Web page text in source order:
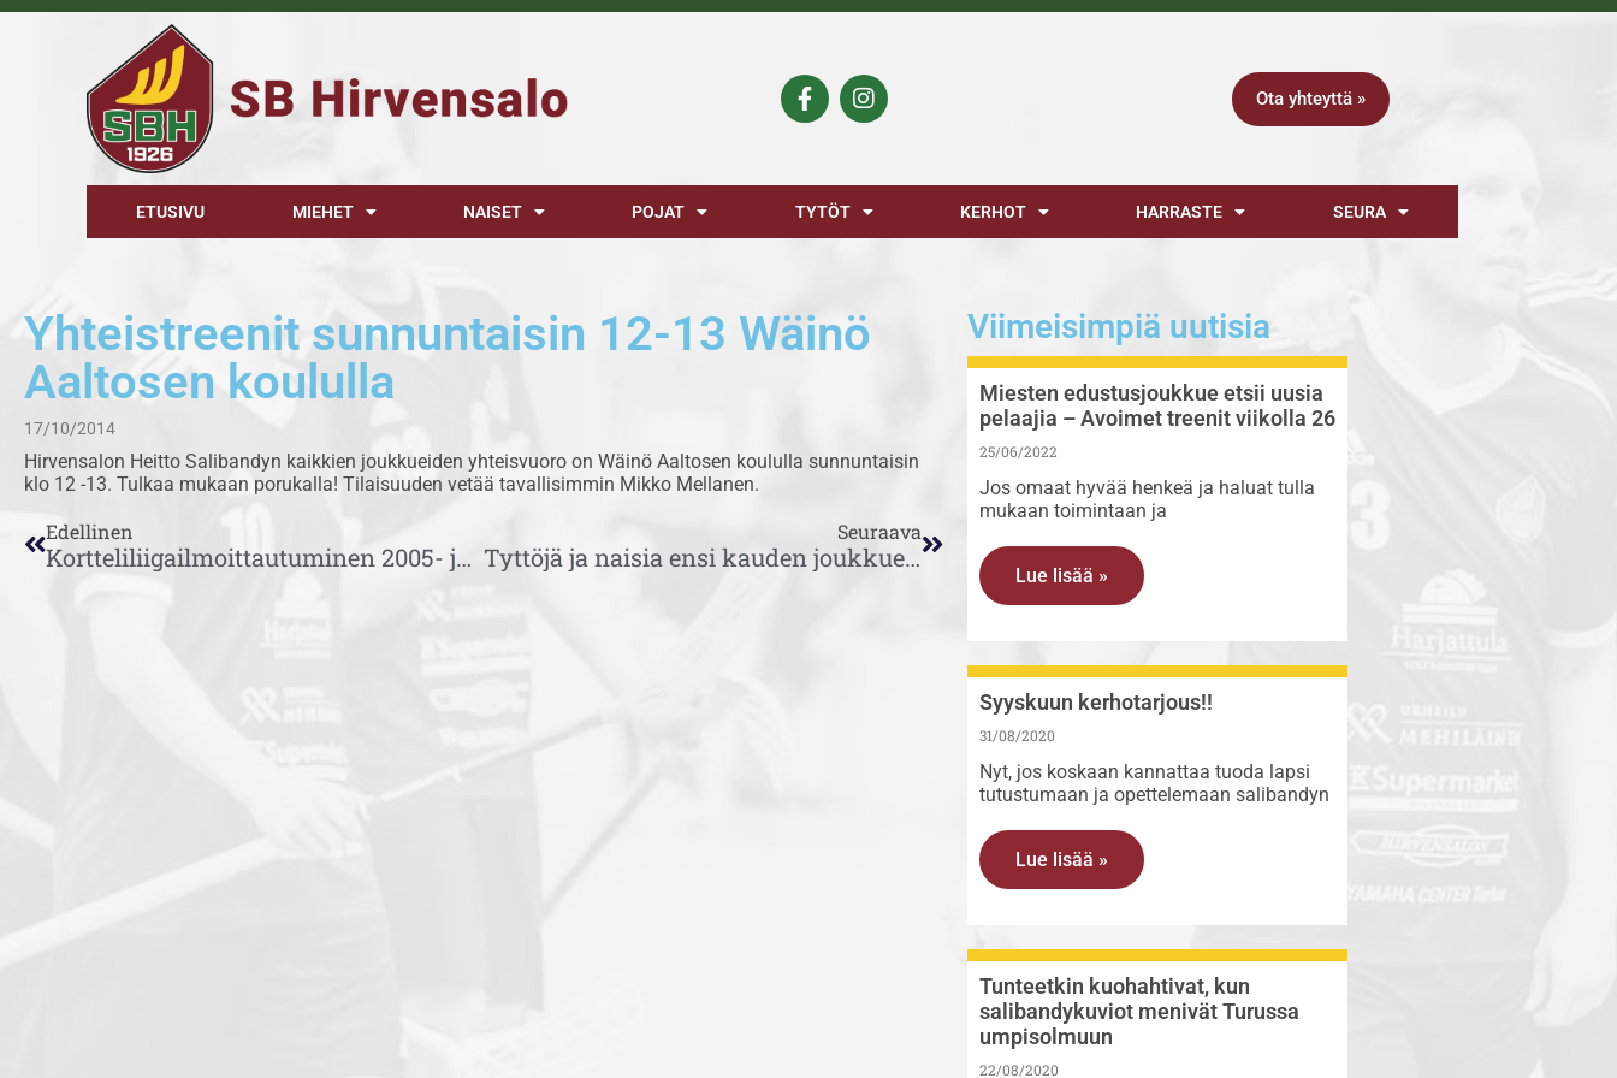
Ota yhteyttä »
ETUSIVU MIEHET NAISET POJAT TYTÖT KERHOT HARRASTE SEURA
Yhteistreenit sunnuntaisin 12-13 Wäinö
Aaltosen koululla
17/10/2014
Hirvensalon Heitto Salibandyn kaikkien joukkueiden yhteisvuoro on Wäinö Aaltosen koululla sunnuntaisin
klo 12 -13. Tulkaa mukaan porukalla! Tilaisuuden vetää tavallisimmin Mikko Mellanen.
Edellinen
Kortteliliigailmoittautuminen 2005- ja 2006-ikäluokille!
Seuraava
Tyttöjä ja naisia ensi kauden joukkueisiin
Viimeisimpiä uutisia
Miesten edustusjoukkue etsii uusia
pelaajia – Avoimet treenit viikolla 26
25/06/2022
Jos omaat hyvää henkeä ja haluat tulla
mukaan toimintaan ja
Lue lisää »
Syyskuun kerhotarjous!!
31/08/2020
Nyt, jos koskaan kannattaa tuoda lapsi
tutustumaan ja opettelemaan salibandyn
Lue lisää »
Tunteetkin kuohahtivat, kun
salibandykuviot menivät Turussa
umpisolmuun
22/08/2020